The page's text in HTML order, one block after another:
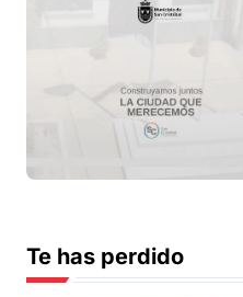
Te has perdido